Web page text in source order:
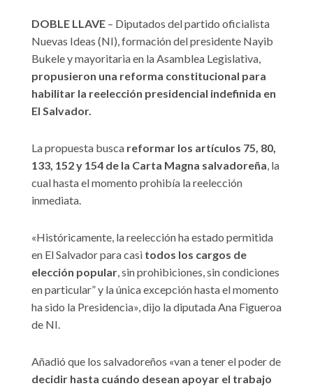
DOBLE LLAVE – Diputados del partido oficialista
Nuevas Ideas (NI), formación del presidente Nayib
Bukele y mayoritaria en la Asamblea Legislativa,
propusieron una reforma constitucional para
habilitar la reelección presidencial indefinida en
El Salvador.
La propuesta busca reformar los artículos 75, 80,
133, 152 y 154 de la Carta Magna salvadoreña , la
cual hasta el momento prohibía la reelección
inmediata.
«Históricamente, la reelección ha estado permitida
en El Salvador para casi todos los cargos de
elección popular , sin prohibiciones, sin condiciones
en particular” y la única excepción hasta el momento
ha sido la Presidencia», dijo la diputada Ana Figueroa
de NI.
Añadió que los salvadoreños «van a tener el poder de
decidir hasta cuándo desean apoyar el trabajo